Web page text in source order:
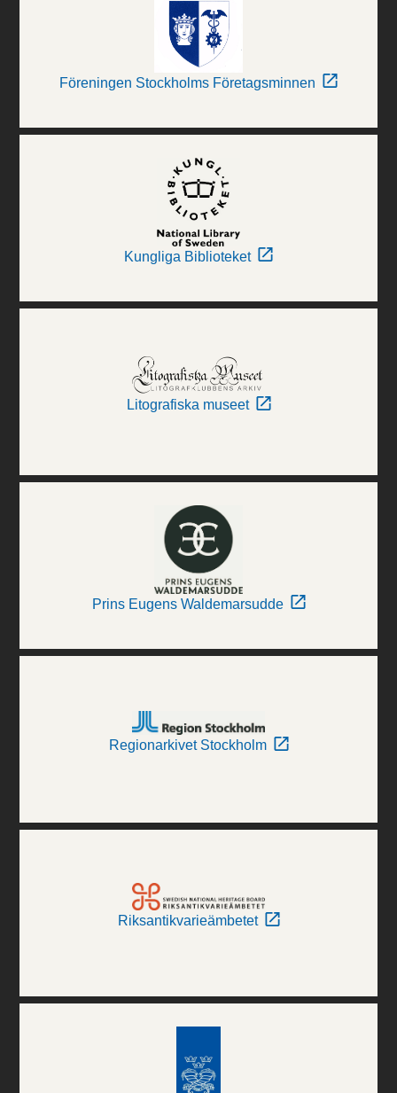
Föreningen Stockholms Företagsminnen
Kungliga Biblioteket
Litografiska museet
Prins Eugens Waldemarsudde
Regionarkivet Stockholm
Riksantikvarieämbetet